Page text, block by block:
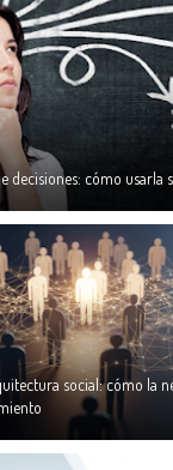
decisiones: cómo usarla
social: cómo la